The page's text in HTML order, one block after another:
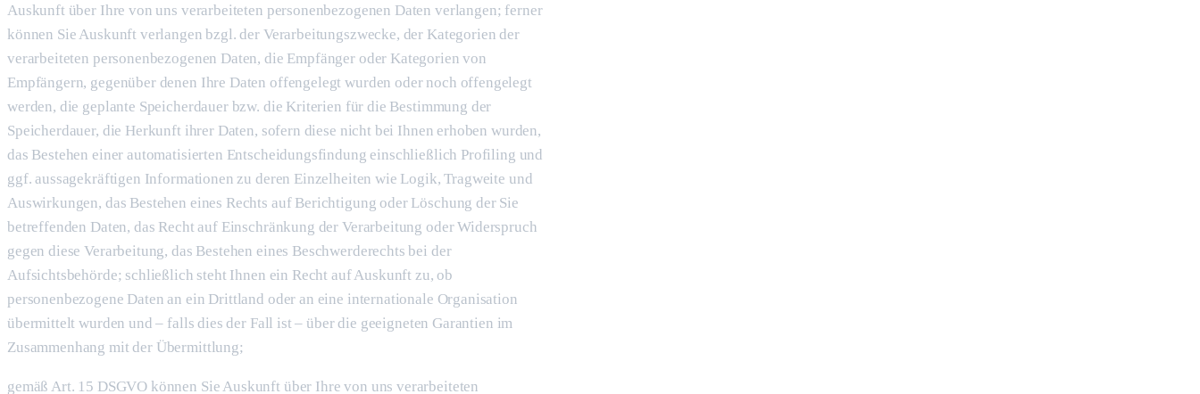
Auskunft über Ihre von uns verarbeiteten personenbezogenen Daten verlangen; ferner
können Sie Auskunft verlangen bzgl. der Verarbeitungszwecke, der Kategorien der
verarbeiteten personenbezogenen Daten, die Empfänger oder Kategorien von
Empfängern, gegenüber denen Ihre Daten offengelegt wurden oder noch offengelegt
werden, die geplante Speicherdauer bzw. die Kriterien für die Bestimmung der
Speicherdauer, die Herkunft ihrer Daten, sofern diese nicht bei Ihnen erhoben wurden,
das Bestehen einer automatisierten Entscheidungsfindung einschließlich Profiling und
ggf. aussagekräftigen Informationen zu deren Einzelheiten wie Logik, Tragweite und
Auswirkungen, das Bestehen eines Rechts auf Berichtigung oder Löschung der Sie
betreffenden Daten, das Recht auf Einschränkung der Verarbeitung oder Widerspruch
gegen diese Verarbeitung, das Bestehen eines Beschwerderechts bei der
Aufsichtsbehörde; schließlich steht Ihnen ein Recht auf Auskunft zu, ob
personenbezogene Daten an ein Drittland oder an eine internationale Organisation
übermittelt wurden und – falls dies der Fall ist – über die geeigneten Garantien im
Zusammenhang mit der Übermittlung;
gemäß Art. 15 DSGVO können Sie Auskunft über Ihre von uns verarbeiteten